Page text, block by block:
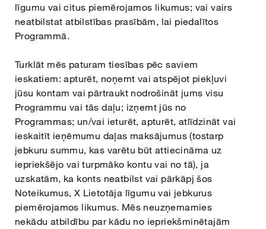
līgumu vai citus piemērojamos likumus; vai vairs
neatbilstat atbilstības prasībām, lai piedalītos
Programmā.
Turklāt mēs paturam tiesības pēc saviem
ieskatiem: apturēt, noņemt vai atspējot piekļuvi
jūsu kontam vai pārtraukt nodrošināt jums visu
Programmu vai tās daļu; izņemt jūs no
Programmas; un/vai ieturēt, apturēt, atlīdzināt vai
ieskaitīt ieņēmumu daļas maksājumus (tostarp
jebkuru summu, kas varētu būt attiecināma uz
iepriekšējo vai turpmāko kontu vai no tā), ja
uzskatām, ka konts neatbilst vai pārkāpj šos
Noteikumus, X Lietotāja līgumu vai jebkurus
piemērojamos likumus. Mēs neuzņemamies
nekādu atbildību par kādu no iepriekšminētajām